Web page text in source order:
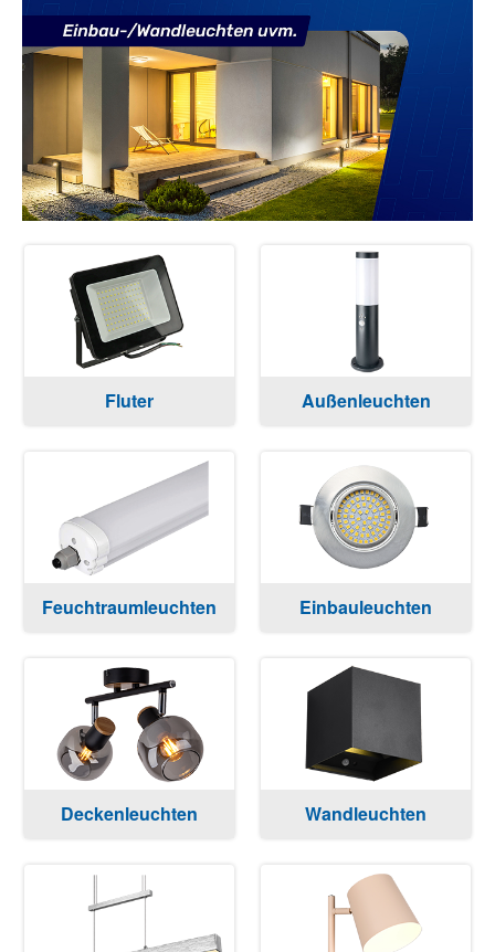
Fluter Außenleuchten
Feuchtraumleuchten Einbauleuchten
Deckenleuchten Wandleuchten